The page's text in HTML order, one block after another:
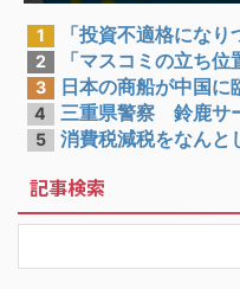
1 「投資不適格にな
2 「マスコミの立ち
3 日本の商船が中国
4 三重県警察 鈴鹿サ
5 消費税減税をなんと
記事検索